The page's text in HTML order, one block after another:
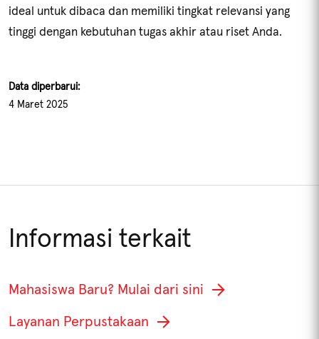
ideal untuk dibaca dan memiliki tingkat relevansi yang
tinggi dengan kebutuhan tugas akhir atau riset Anda.
Data diperbarui:
4 Maret 2025
Informasi terkait
Mahasiswa Baru? Mulai dari sini
Layanan Perpustakaan